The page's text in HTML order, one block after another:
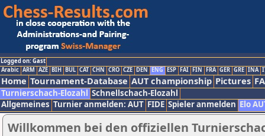
Logged on: Gast
Arabic ARM AZE BIH BUL CAT CHN CRO CZE DEN ENG ESP FAI FIN FRA GER GRE INA
Home Tournament-Database AUT championship Pictures
Turnierschach-Elozahl Schnellschach-Elozahl
Allgemeines Turnier anmelden: AUT FIDE Spieler anmelden Elo
Willkommen bei den offiziellen